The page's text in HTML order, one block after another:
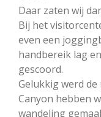
Daar zaten wij
Bij het
even een
handbereik lag
gescoord.
Gelukkig werd
Canyon hebben
wandeling